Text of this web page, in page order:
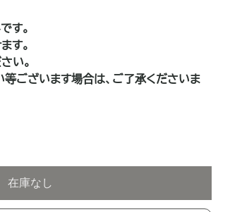
す。
す。
い。
ございます場合は、ご了承くださいま
在庫なし